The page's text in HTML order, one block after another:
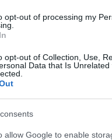
opt-out of processing my
opt-out of Collection, Use,
Data that Is
allow Google to enable
è